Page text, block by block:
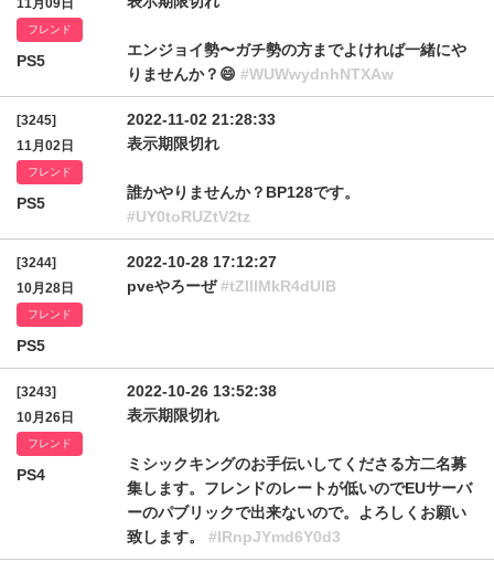
11月09日
フレンド
PS5
エンジョイ勢〜ガチ勢の方までよければ一緒にや
りませんか？😄 #WUWwydnhNTXAw
[3245]
11月02日
フレンド
PS5
2022-11-02 21:28:33
表示期限切れ
誰かやりませんか？BP128です。
#UY0toRUZtV2tz
[3244]
10月28日
フレンド
PS5
2022-10-28 17:12:27
pveやろーぜ#tZlllMkR4dUlB
[3243]
10月26日
フレンド
PS4
2022-10-26 13:52:38
表示期限切れ
ミシックキングのお手伝いしてくださる方二名募
集します。フレンドのレートが低いのでEUサーバ
ーのパブリックで出来ないので。よろしくお願い
致します。 #IRnpJYmd6Y0d3